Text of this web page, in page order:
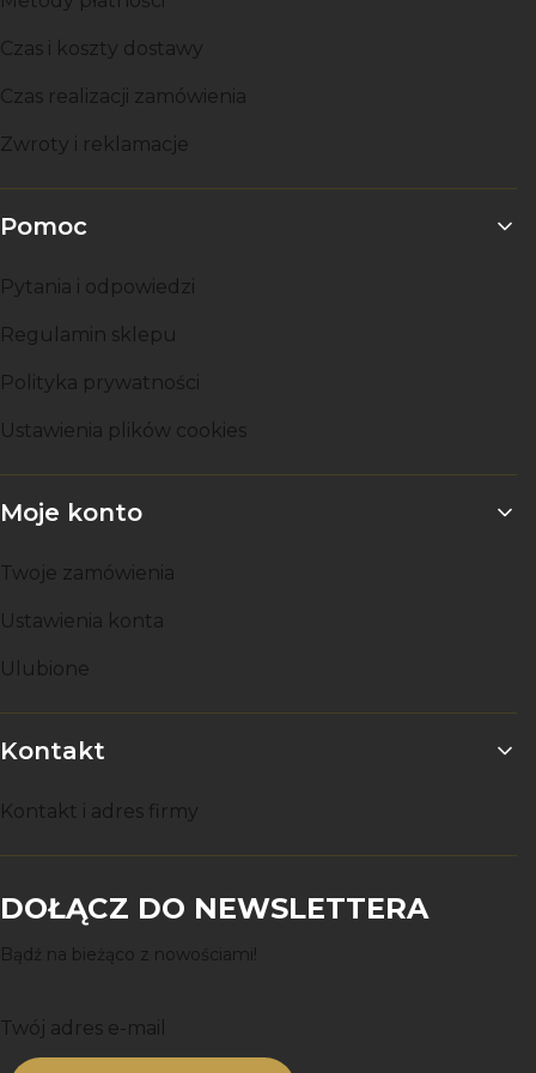
Czas i koszty dostawy
Czas realizacji zamówienia
Zwroty i reklamacje
Pomoc
Pytania i odpowiedzi
Regulamin sklepu
Polityka prywatności
Ustawienia plików cookies
Moje konto
Twoje zamówienia
Ustawienia konta
Ulubione
Kontakt
Kontakt i adres firmy
DOŁĄCZ DO NEWSLETTERA
Bądź na bieżąco z nowościami!
Twój adres e-mail